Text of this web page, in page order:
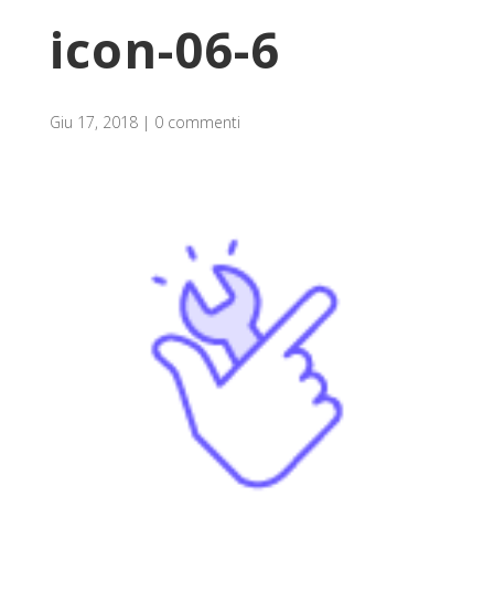
icon-06-6
Giu 17, 2018| 0 commenti